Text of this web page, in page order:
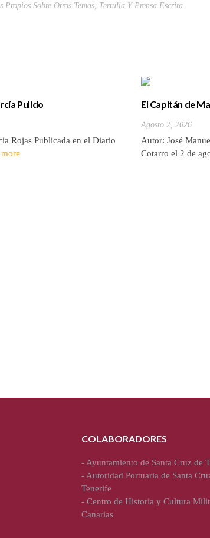
Propios Sobre Otros Temas Tertulia Y Prensa Escrita
Pulido
Rojas Publicada en el Diario
El Capitán de
Agosto 2, 2026
Autor: José
Cotarro el 2 de
COLABORADORES
-Ayuntamiento de Santa Cruz de
-Autoridad Portuaria de Santa
Tenerife
- Centro de Historia y Cultura
Canarias